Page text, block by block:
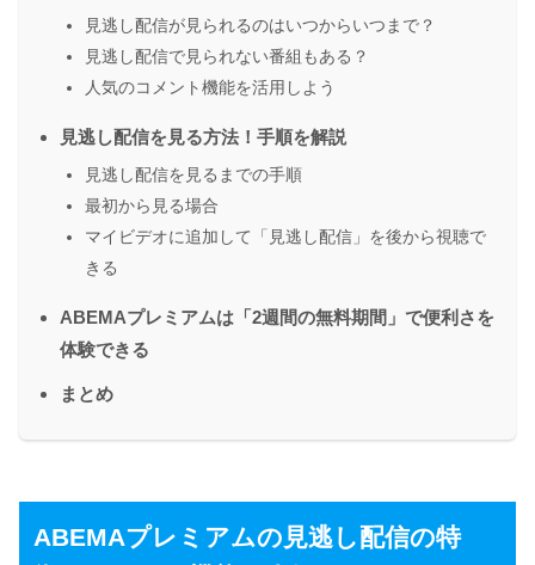
見逃し配信が見られるのはいつからいつまで？
見逃し配信で見られない番組もある？
人気のコメント機能を活用しよう
見逃し配信を見る方法！手順を解説
見逃し配信を見るまでの手順
最初から見る場合
マイビデオに追加して「見逃し配信」を後から視聴で
きる
ABEMAプレミアムは「2週間の無料期間」で便利さを
体験できる
まとめ
ABEMAプレミアムの見逃し配信の特